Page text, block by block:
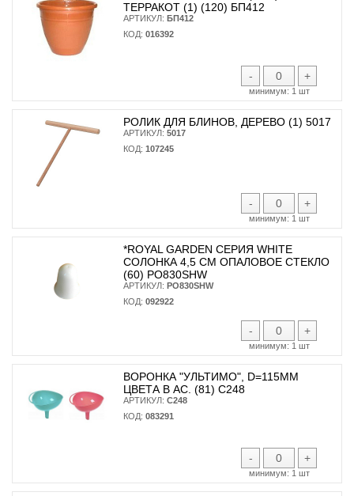
ТЕРРАКОТ (1) (120) БП412
АРТИКУЛ: БП412
КОД: 016392
- +
минимум: 1 шт
РОЛИК ДЛЯ БЛИНОВ, ДЕРЕВО (1) 5017
АРТИКУЛ: 5017
КОД: 107245
- +
минимум: 1 шт
*ROYAL GARDEN СЕРИЯ WHITE
СОЛОНКА 4,5 СМ ОПАЛОВОЕ СТЕКЛО
(60) PO830SHW
АРТИКУЛ: PO830SHW
КОД: 092922
- +
минимум: 1 шт
ВОРОНКА "УЛЬТИМО", D=115ММ
ЦВЕТА В АС. (81) С248
АРТИКУЛ: С248
КОД: 083291
- +
минимум: 1 шт